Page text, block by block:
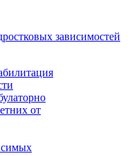
зависимостей
от